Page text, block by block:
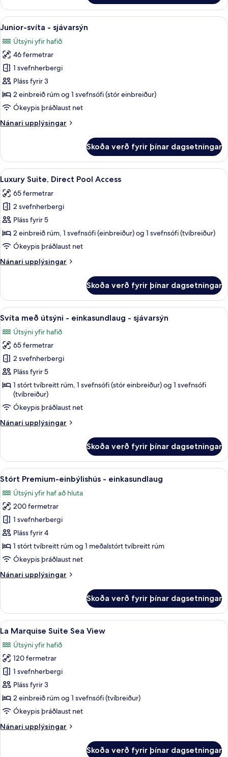
Suite,
Pool
View
Only)
Skoða
allar
myndir
fyrir
Junior-
svíta
-
sjávarsýn
Junior-svíta - sjávarsýn |
11
Junior-svíta - sjávarsýn
Útsýni yfir hafið
46 fermetrar
1 svefnherbergi
Pláss fyrir 3
2 einbreið rúm og 1 svefnsófi (stór einbreiður)
Ókeypis þráðlaust net
Nánari upplýsingar
Nánari
svíta
sjávarsýn
Skoða verð fyrir þínar dagsetningar
Skoða
allar
myndir
fyrir
Luxury
Suite,
Direct
Access
Luxury Suite, Direct Pool Access |
12
Luxury Suite, Direct Pool Access
65 fermetrar
2 svefnherbergi
Pláss fyrir 5
2 einbreið rúm, 1 svefnsófi (einbreiður) og 1 svefnsófi (tvíbreiður)
Ókeypis þráðlaust net
Nánari upplýsingar
Nánari
Suite,
Direct
Pool
Skoða verð fyrir þínar dagsetningar
Skoða
allar
myndir
fyrir
Svíta
með
útsýni
einkasundlaug
-
sjávarsýn
Svíta með útsýni - einkasundlaug -
14
Svíta með útsýni - einkasundlaug - sjávarsýn
Útsýni yfir hafið
65 fermetrar
2 svefnherbergi
Pláss fyrir 5
1 stórt tvíbreitt rúm, 1 svefnsófi (stór einbreiður) og 1 svefnsófi
(tvíbreiður)
Ókeypis þráðlaust net
Nánari upplýsingar
Nánari
með
útsýni
-
-
sjávarsýn
Skoða verð fyrir þínar dagsetningar
Skoða
allar
myndir
fyrir
Stórt
Premium-
einbýlishús
-
einkasundlaug
Stórt Premium-einbýlishús -
15
Stórt Premium-einbýlishús - einkasundlaug
Útsýni yfir haf að hluta
200 fermetrar
1 svefnherbergi
Pláss fyrir 4
1 stórt tvíbreitt rúm og 1 meðalstórt tvíbreitt rúm
Ókeypis þráðlaust net
Nánari upplýsingar
Nánari
Premium-
einbýlishús
-
einkasundlaug
Skoða verð fyrir þínar dagsetningar
Skoða
allar
myndir
fyrir
La
Marquise
Suite
Sea
La Marquise Suite Sea View | Stofa
15
La Marquise Suite Sea View
Útsýni yfir hafið
120 fermetrar
1 svefnherbergi
Pláss fyrir 3
2 einbreið rúm og 1 svefnsófi (tvíbreiður)
Ókeypis þráðlaust net
Nánari upplýsingar
Nánari
Skoða verð fyrir þínar dagsetningar